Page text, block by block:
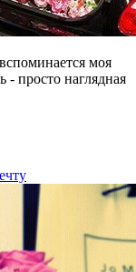
моя
- просто наглядная